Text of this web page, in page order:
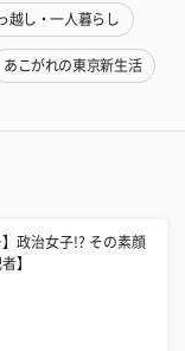
越し・一人暮らし
あこがれの東京新生活
】政治女子!? その素顔
】